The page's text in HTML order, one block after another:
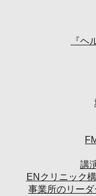
『ヘ
講
ENクリニック
事業所のリー